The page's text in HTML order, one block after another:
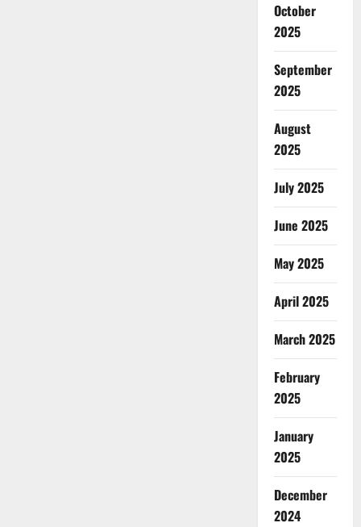
October
2025
September
2025
August
2025
July 2025
June 2025
May 2025
April 2025
March 2025
February
2025
January
2025
December
2024